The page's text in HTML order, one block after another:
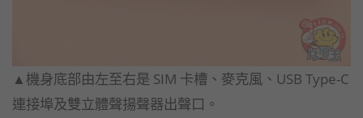
▲機身底部由左至右是 SIM 卡槽、麥克風、USB Type-C
連接埠及雙立體聲揚聲器出聲口。